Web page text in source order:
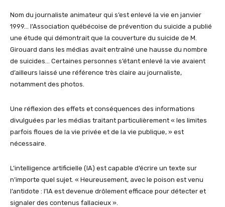
Nom du journaliste animateur qui s’est enlevé la vie en janvier
1999… l’Association québécoise de prévention du suicide a publié
une étude qui démontrait que la couverture du suicide de M.
Girouard dans les médias avait entraîné une hausse du nombre
de suicides… Certaines personnes s’étant enlevé la vie avaient
d’ailleurs laissé une référence très claire au journaliste,
notamment des photos.
Une réflexion des effets et conséquences des informations
divulguées par les médias traitant particulièrement « les limites
parfois floues de la vie privée et de la vie publique, » est
nécessaire.
L’intelligence artificielle (IA) est capable d’écrire un texte sur
n’importe quel sujet. « Heureusement, avec le poison est venu
l’antidote : l’IA est devenue drôlement efficace pour détecter et
signaler des contenus fallacieux ».